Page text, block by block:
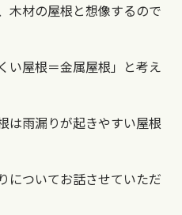
木材の屋根と想像するので
い屋根＝金属屋根」と考え
は雨漏りが起きやすい屋根
についてお話させていただ